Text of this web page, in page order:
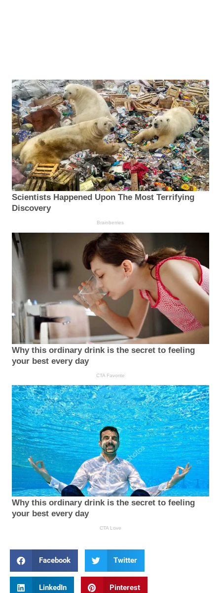
Facebook Twitter
LinkedIn Pinterest